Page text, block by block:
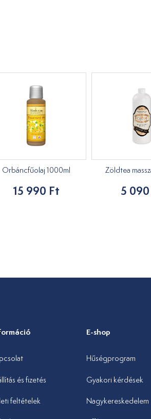
Orbáncfűolaj 1000ml
15 990 Ft
Zöldtea
5
és fizetés
feltételek
E-shop
Hűségprogram
Gyakori kérdések
Nagykereskedelem